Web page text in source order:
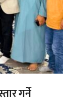
गर्ने